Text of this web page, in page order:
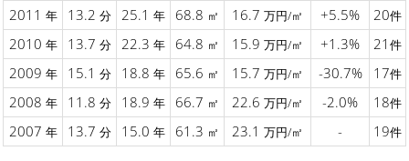
2011 年 13.2 分 25.1 年 68.8 ㎡ 16.7 万円/㎡ +5.5% 20件
2010 年 13.7 分 22.3 年 64.8 ㎡ 15.9 万円/㎡ +1.3% 21 件
2009 年 15.1 分 18.8 年 65.6 ㎡ 15.7 万円/㎡ -30.7% 17件
2008 年 11.8 分 18.9 年 66.7 ㎡ 22.6 万円/㎡ -2.0% 18件
2007 年 13.7 分 15.0 年 61.3 ㎡ 23.1 万円/㎡ - 19件